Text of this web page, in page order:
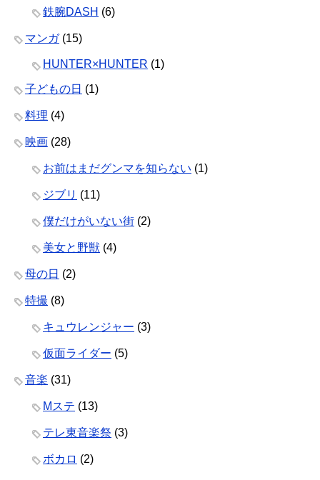
鉄腕DASH (6)
マンガ(15)
HUNTER×HUNTER (1)
子どもの日 (1)
料理 (4)
映画 (28)
お前はまだグンマを知らない (1)
ジブリ (11)
僕だけがいない街 (2)
美女と野獣 (4)
母の日 (2)
特撮 (8)
キュウレンジャー (3)
仮面ライダー (5)
音楽 (31)
Mステ (13)
テレ東音楽祭 (3)
ボカロ (2)